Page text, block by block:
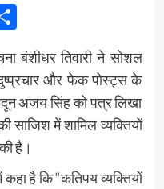
Share
बंशीधर तिवारी ने सोशल
और फेक पोस्ट्स के
अजय सिंह को पत्र लिखा
साजिश में शामिल व्यक्तियों
है।
है कि “कतिपय व्यक्तियों